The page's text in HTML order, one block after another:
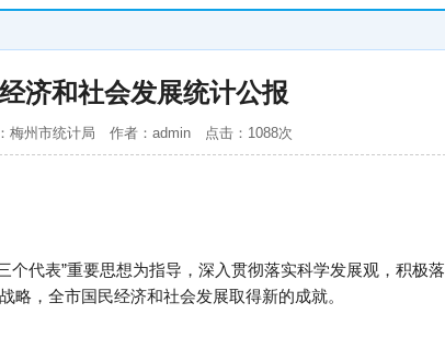
济和社会发展统计公报
梅州市统计局 作者：admin 点击：1088次
代表”重要思想为指导，深入贯彻落实科学发展观，积极
略，全市国民经济和社会发展取得新的成就。